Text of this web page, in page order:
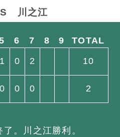
川之江
6 7 8 9
TOTAL
1 0 2 10
0 0 0 2
。川之江勝利。